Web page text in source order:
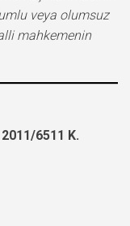
veya olumsuz
mahkemenin
6511 K.